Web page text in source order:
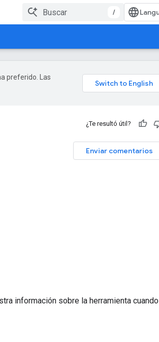
/
preferido. Las
¿Te resultó útil?
Enviar comentarios
información sobre la herramienta cuando